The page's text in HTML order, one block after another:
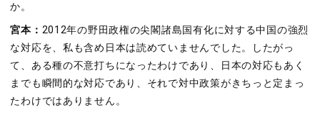
か。
宮本： 2012年の野田政権の尖閣諸島国有化に対する中国の強烈
な対応を、私も含め日本は読めていませんでした。したがっ
て、ある種の不意打ちになったわけであり、日本の対応もあく
までも瞬間的な対応であり、それで対中政策がきちっと定まっ
たわけではありません。